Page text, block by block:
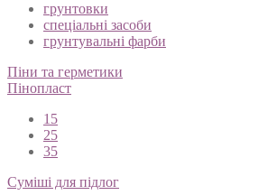
грунтовки
спеціальні засоби
грунтувальні фарби
Піни та герметики
Пінопласт
15
25
35
Суміші для підлог